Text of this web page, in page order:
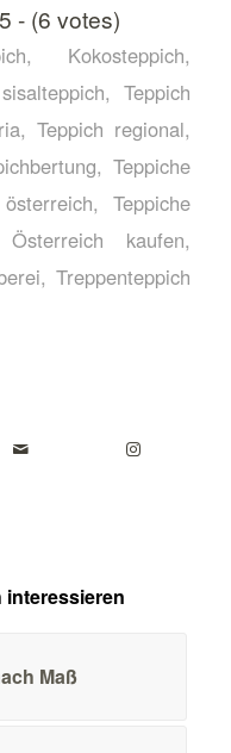
- (6 votes)
, Kokosteppich,
sisalteppich,Teppich
,Teppich regional,
,Teppiche
,Teppiche
kaufen,
,Treppenteppich
interessieren
Maß